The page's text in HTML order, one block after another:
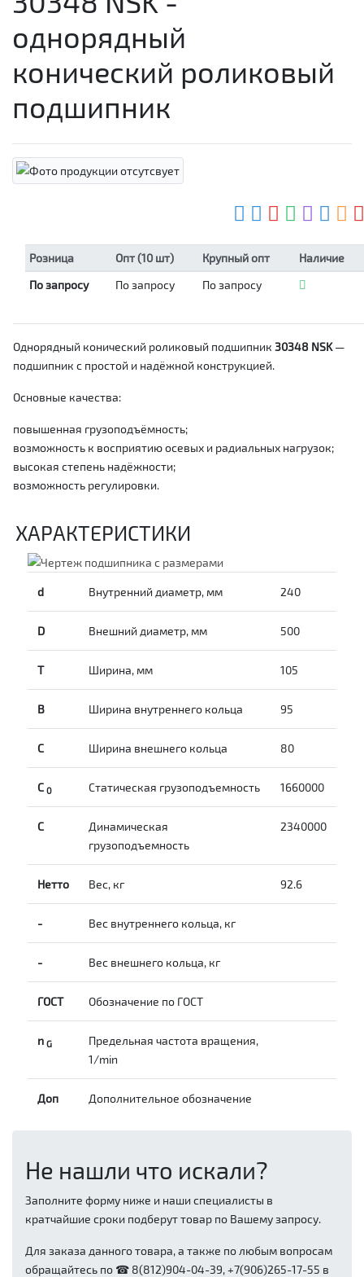
однорядный
конический роликовый
подшипник
Розница Опт (10 шт) Крупный опт
Наличие
По запросу
По запросу По запросу
Однорядный конический роликовый подшипник 30348 NSK—
подшипник с простой и надёжной конструкцией.
Основные качества:
повышенная грузоподъёмность;
возможность к восприятию осевых и радиальных нагрузок;
высокая степень надёжности;
возможность регулировки.
ХАРАКТЕРИСТИКИ
d Внутренний диаметр, мм 240
D Внешний диаметр, мм 500
T Ширина, мм 105
B Ширина внутреннего кольца 95
С Ширина внешнего кольца 80
С 0 Статическая грузоподъемность 1660000
C
Динамическая
грузоподъемность
2340000
Нетто Вес, кг 92.6
- Вес внутреннего кольца, кг
- Вес внешнего кольца, кг
ГОСТ Обозначение по ГОСТ
n G
Предельная частота вращения,
1/min
Доп Дополнительное обозначение
Не нашли что искали?
Заполните форму ниже и наши специалисты в
кратчайшие сроки подберут товар по Вашему запросу.
Для заказа данного товара, а также по любым вопросам
обращайтесь по ☎ 8(812)904-04-39, +7(906)265-17-55 в